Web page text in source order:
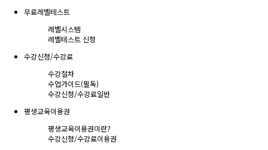
무료레벨테스트
레벨시스템
레벨테스트 신청
수강신청/수강료
수강절차
수업가이드(필독)
수강신청/수강료일반
평생교육이용권
평생교육이용권이란?
수강신청/수강료이용권